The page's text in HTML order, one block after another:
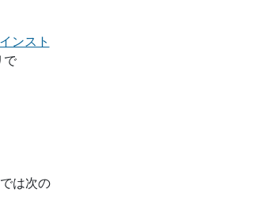
ンスト
で
は次の